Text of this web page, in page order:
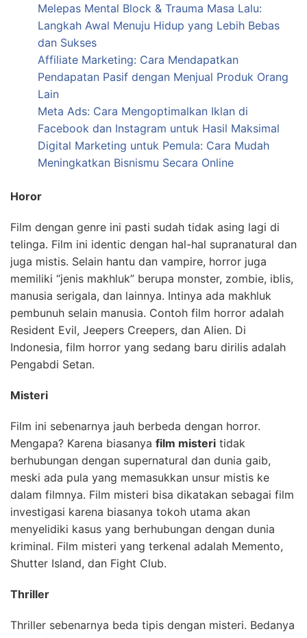
Melepas Mental Block & Trauma Masa Lalu:
Langkah Awal Menuju Hidup yang Lebih Bebas
dan Sukses
Affiliate Marketing: Cara Mendapatkan
Pendapatan Pasif dengan Menjual Produk Orang
Lain
Meta Ads: Cara Mengoptimalkan Iklan di
Facebook dan Instagram untuk Hasil Maksimal
Digital Marketing untuk Pemula: Cara Mudah
Meningkatkan Bisnismu Secara Online
Horor
Film dengan genre ini pasti sudah tidak asing lagi di
telinga. Film ini identic dengan hal-hal supranatural dan
juga mistis. Selain hantu dan vampire, horror juga
memiliki “jenis makhluk” berupa monster, zombie, iblis,
manusia serigala, dan lainnya. Intinya ada makhluk
pembunuh selain manusia. Contoh film horror adalah
Resident Evil, Jeepers Creepers, dan Alien. Di
Indonesia, film horror yang sedang baru dirilis adalah
Pengabdi Setan.
Misteri
Film ini sebenarnya jauh berbeda dengan horror.
Mengapa? Karena biasanya film misteri tidak
berhubungan dengan supernatural dan dunia gaib,
meski ada pula yang memasukkan unsur mistis ke
dalam filmnya. Film misteri bisa dikatakan sebagai film
investigasi karena biasanya tokoh utama akan
menyelidiki kasus yang berhubungan dengan dunia
kriminal. Film misteri yang terkenal adalah Memento,
Shutter Island, dan Fight Club.
Thriller
Thriller sebenarnya beda tipis dengan misteri. Bedanya